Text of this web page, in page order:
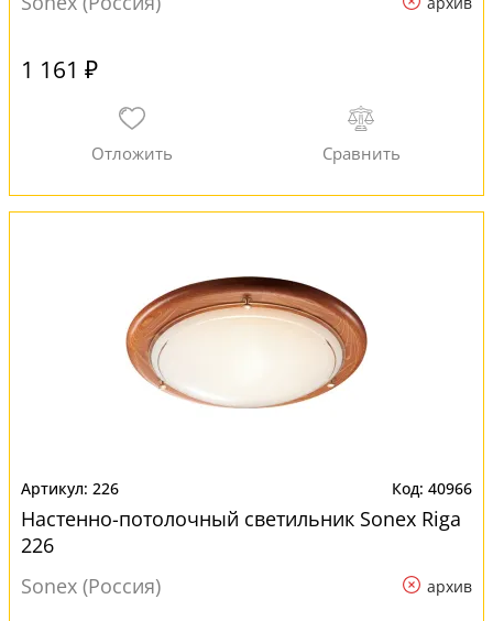
1 161 ₽
226 40966
Настенно-потолочный светильник Sonex Riga
226
Sonex (Россия)
архив